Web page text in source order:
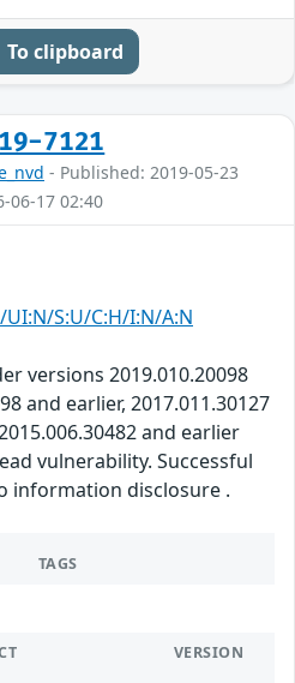
To clipboard
7121
- Published: 2019-05-23
06-17 02:40
UI:N/S:U/C:H/I:N/A:N
versions 2019.010.20098
and earlier, 2017.011.30127
and earlier
vulnerability. Successful
information disclosure .
TAGS
VERSION